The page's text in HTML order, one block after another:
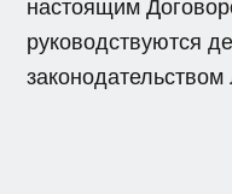
настоящим
руководствуются